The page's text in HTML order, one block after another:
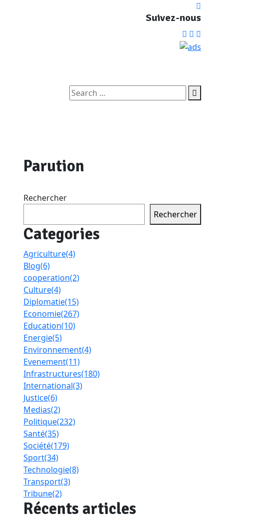
Suivez-nous
Parution
Rechercher
Rechercher
Categories
Agriculture(4)
Blog(6)
cooperation(2)
Culture(4)
Diplomatie(15)
Economie(267)
Education(10)
Energie(5)
Environnement(4)
Evenement(11)
Infrastructures(180)
International(3)
Justice(6)
Medias(2)
Politique(232)
Santé(35)
Société(179)
Sport(34)
Technologie(8)
Transport(3)
Tribune(2)
Récents articles